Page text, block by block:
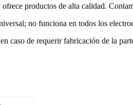
productos de alta calidad.
no funciona en todos los
caso de requerir fabricación de la